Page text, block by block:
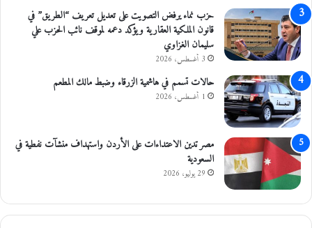
حزب نماء يرفض التصويت على تعديل تعريف “الطريق” في
قانون الملكية العقارية ويؤكد دعمه لموقف نائب الحزب علي
سليمان الغزاوي
3 أغسطس، 2026
حالات تسمم في هاشمية الزرقاء وضبط مالك المطعم
1 أغسطس، 2026
مصر تدين الاعتداءات على الأردن واستهداف منشآت نفطية في
السعودية
29 يوليو، 2026